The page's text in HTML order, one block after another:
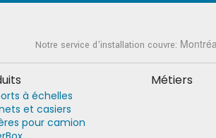
Notre service d'installation couvre:
à échelles
et casiers
pour camion
Métiers